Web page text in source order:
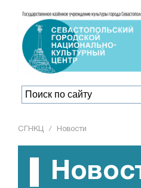
СГНКЦ / Новости